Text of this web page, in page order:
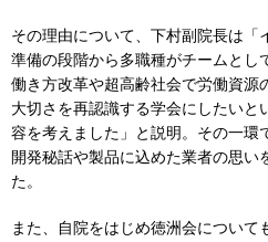
その理由について、下村副院長は「
準備の段階から多職種がチームとし
働き方改革や超高齢社会で労働資源
大切さを再認識する学会にしたいと
容を考えました」と説明。その一環
開発秘話や製品に込めた業者の思い
た。
また、自院をはじめ徳洲会について